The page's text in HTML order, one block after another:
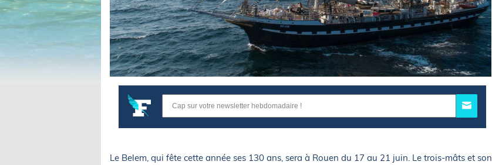
Le Belem, qui fête cette année ses 130 ans, sera à Rouen du 17 au 21 juin. Le trois-mâts et son